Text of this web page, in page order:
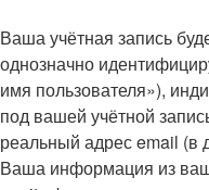
Ваша учётная запись
однозначно
имя пользователя»),
под вашей учётной
реальный адрес email
Ваша информация из